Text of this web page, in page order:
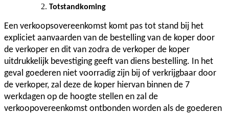
Totstandkoming
Een verkoopsovereenkomst komt pas tot stand bij het
expliciet aanvaarden van de bestelling van de koper door
de verkoper en dit van zodra de verkoper de koper
uitdrukkelijk bevestiging geeft van diens bestelling. In het
geval goederen niet voorradig zijn bij of verkrijgbaar door
de verkoper, zal deze de koper hiervan binnen de 7
werkdagen op de hoogte stellen en zal de
verkoopovereenkomst ontbonden worden als de goederen